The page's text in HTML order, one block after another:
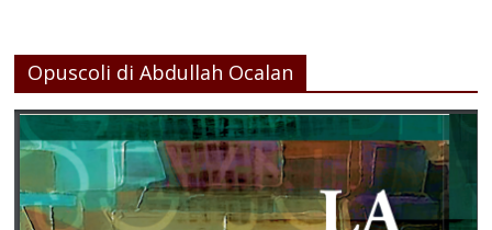
Opuscoli di Abdullah Ocalan